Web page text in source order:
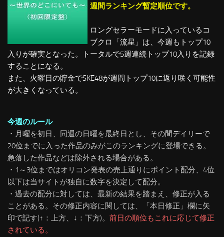
週間ランキング暫定順位です。
ロングセラーモードに入っているコ
ブクロ「流星」は、今週もトップ10
入りが確実となった。トータルで5週連続トップ10入りを記録
することになる。
また、火曜日の貯金でSKE48が週間トップ10に返り咲く可能性
が大きくなっている。
今週のルール
・月曜を初日、同週の日曜を最終日とし、その間デイリーで
20位までに入った作品のみがこのランキングに登場できる。
急落した作品などは除外される場合がある。
・1～3位まではオリコン発表の売上通りにポイント配分、4位
以下は当サイトが独自に数字を決定して配分。
・過去の配分に対しては、最新の結果を踏まえ、修正が入る
ことがある。 その修正内容に関しては、「本日修正」欄に矢
印で記す(↑：上方、↓：下方)。 前日の順位もこれに応じて修正
されている。